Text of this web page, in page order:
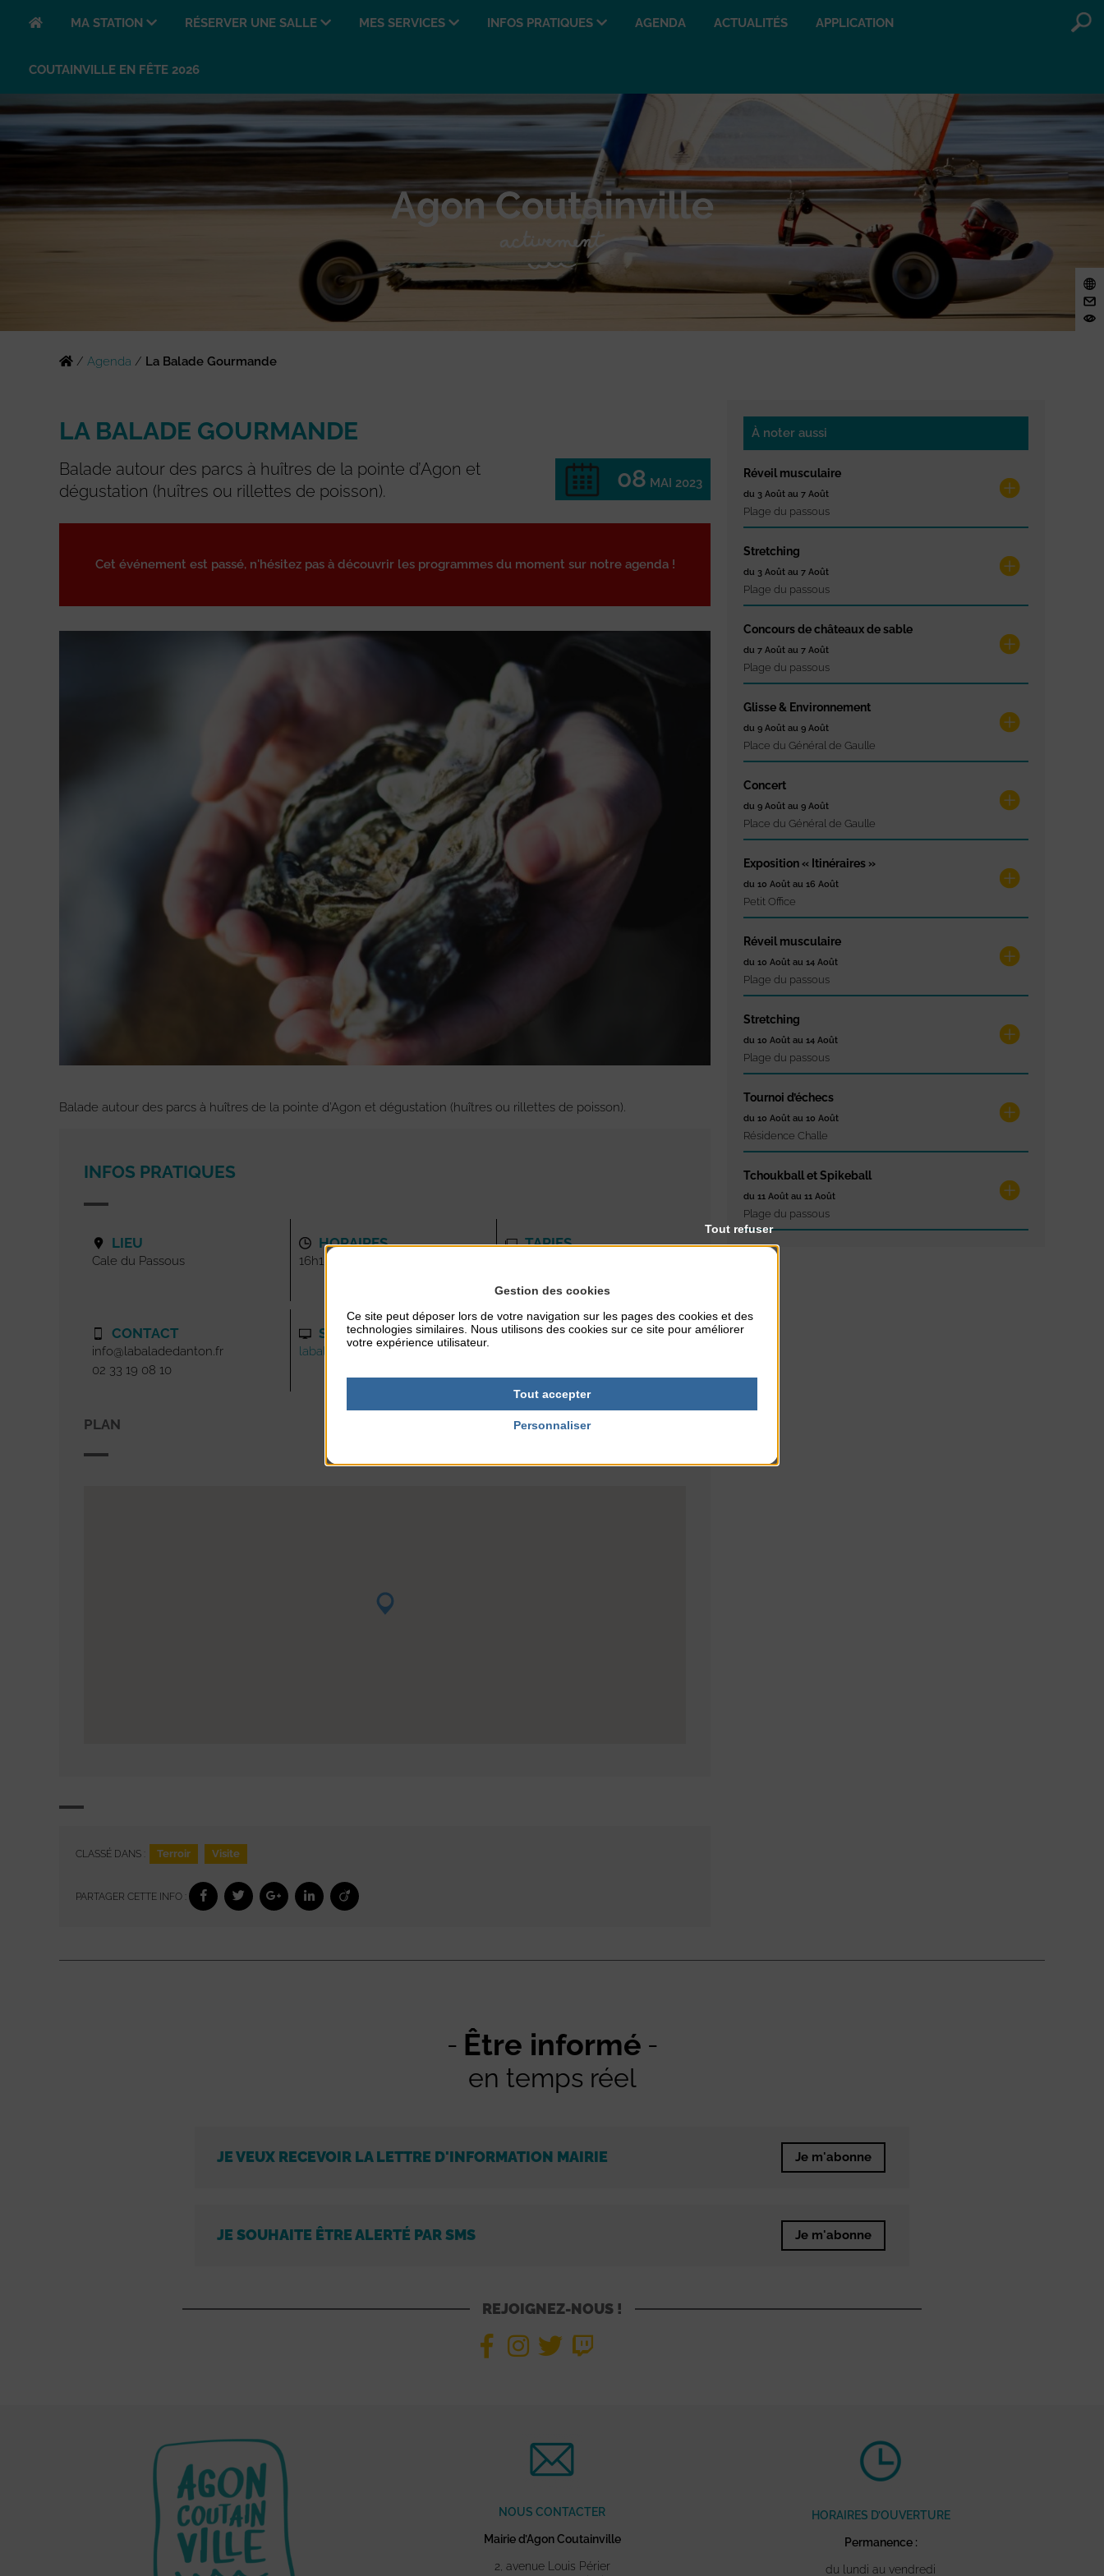
MA STATION RÉSERVER UNE SALLE MES SERVICES INFOS PRATIQUES AGENDA ACTUALITÉS APPLICATION
COUTAINVILLE EN FÊTE 2026
/ Agenda / La Balade Gourmande
LA BALADE GOURMANDE
Balade autour des parcs à huîtres de la pointe d’Agon et
dégustation (huîtres ou rillettes de poisson).
08 MAI 2023
Cet événement est passé, n'hésitez pas à découvrir les programmes du moment sur notre agenda !
Balade autour des parcs à huîtres de la pointe d’Agon et dégustation (huîtres ou rillettes de poisson).
INFOS PRATIQUES
LIEU
Cale du Passous
CONTACT
info@labaladedanton.fr
02 33 19 08 10
HORAIRES
16h15
SITE INTERNET
labaladedanton.fr
TARIFS
PLAN
CLASSÉ DANS : Terroir Visite
PARTAGER CETTE INFO :
À noter aussi
Réveil musculaire
du 3 Août au 7 Août
Plage du passous
Stretching
du 3 Août au 7 Août
Plage du passous
Concours de châteaux de sable
du 7 Août au 7 Août
Plage du passous
Glisse & Environnement
du 9 Août au 9 Août
Place du Général de Gaulle
Concert
du 9 Août au 9 Août
Place du Général de Gaulle
Exposition « Itinéraires »
du 10 Août au 16 Août
Petit Office
Réveil musculaire
du 10 Août au 14 Août
Plage du passous
Stretching
du 10 Août au 14 Août
Plage du passous
Tournoi d’échecs
du 10 Août au 10 Août
Résidence Challe
Tchoukball et Spikeball
du 11 Août au 11 Août
Plage du passous
Être informé
en temps réel
JE VEUX RECEVOIR LA LETTRE D'INFORMATION MAIRIE Je m'abonne
JE SOUHAITE ÊTRE ALERTÉ PAR SMS Je m'abonne
REJOIGNEZ-NOUS !
NOUS CONTACTER
Mairie d’Agon Coutainville
2, avenue Louis Périer
HORAIRES D’OUVERTURE
Permanence :
du lundi au vendredi
Gestion des cookies
Ce site peut déposer lors de votre navigation sur les pages des cookies et des
technologies similaires. Nous utilisons des cookies sur ce site pour améliorer
votre expérience utilisateur.
Tout accepter
Tout refuser
Personnaliser